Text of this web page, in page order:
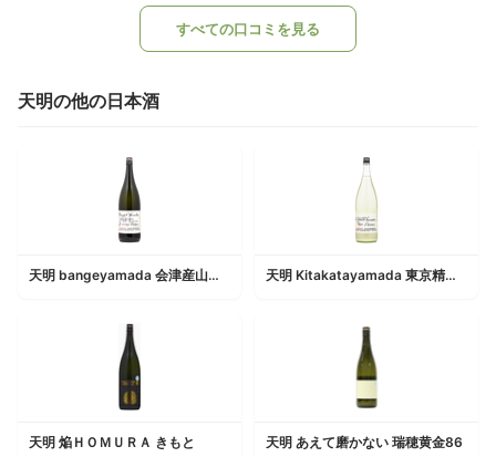
すべての口コミを見る
天明の他の日本酒
天明 bangeyamada 会津産山田錦タカシ米 天明 Kitakatayamada 東京精米88
天明 焔ＨＯＭＵＲＡ きもと 天明 あえて磨かない 瑞穂黄金86